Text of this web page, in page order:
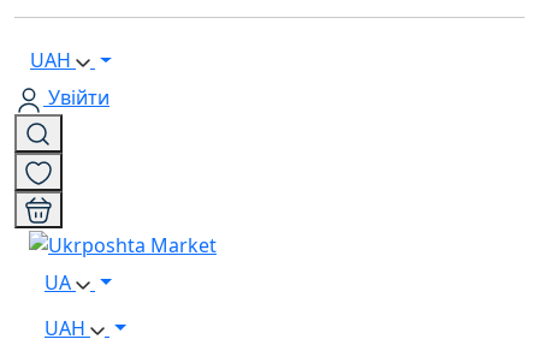
UAH
Увійти
UA
UAH